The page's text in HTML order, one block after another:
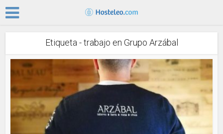
Etiqueta - trabajo en Grupo Arzábal